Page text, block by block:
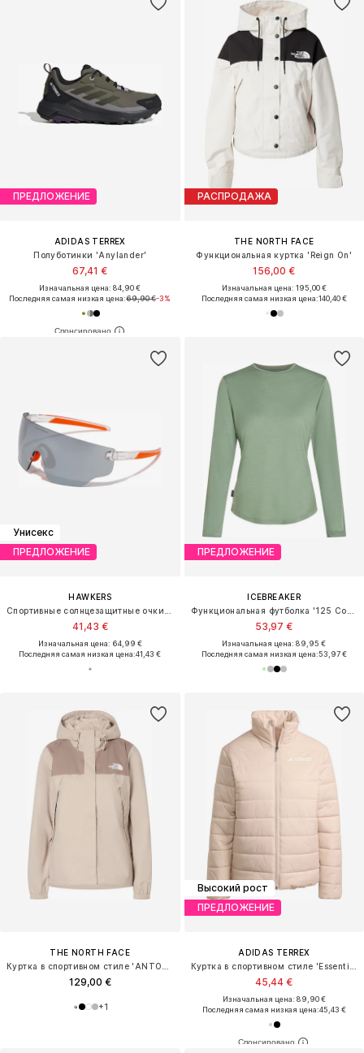
ПРЕДЛОЖЕНИЕ
ADIDAS TERREX
Полуботинки 'Anylander'
67,41 €
Изначальная цена: 84,90 €
Последняя самая низкая цена:69,90 €-3%
РАСПРОДАЖА
THE NORTH FACE
Функциональная куртка 'Reign On'
156,00 €
Изначальная цена: 195,00 €
Последняя самая низкая цена:140,40 €
Унисекс
ПРЕДЛОЖЕНИЕ
HAWKERS
41,43 €
Изначальная цена: 64,99 €
Последняя самая низкая цена:41,43 €
ПРЕДЛОЖЕНИЕ
ICEBREAKER
53,97 €
Изначальная цена: 89,95 €
Последняя самая низкая цена:53,97 €
THE NORTH FACE
129,00 €
+1
Высокий рост
ПРЕДЛОЖЕНИЕ
ADIDAS TERREX
45,44 €
Изначальная цена: 89,90 €
Последняя самая низкая цена:45,43 €